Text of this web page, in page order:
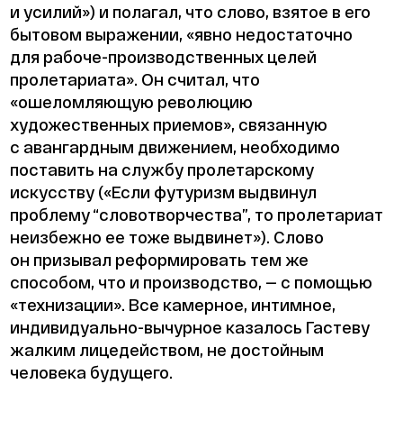
и усилий») и полагал, что слово, взятое в его
бытовом выражении, «явно недостаточно
для рабоче-производственных целей
пролетариата». Он считал, что
«ошеломляющую революцию
художественных приемов», связанную
с авангардным движением, необходимо
поставить на службу пролетарскому
искусству («Если футуризм выдвинул
проблему “словотворчества”, то пролетариат
неизбежно ее тоже выдвинет»). Слово
он призывал реформировать тем же
способом, что и производство, — с помощью
«технизации». Все камерное, интимное,
индивидуально-вычурное казалось Гастеву
жалким лицедейством, не достойным
человека будущего.